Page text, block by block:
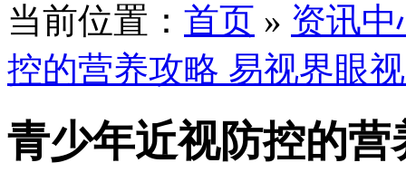
当前位置： 首页 » 资讯中
控的营养攻略 易视界眼
青少年近视防控的